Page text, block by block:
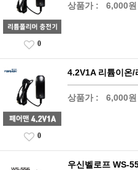
상품가 : 6,000원
0
4.2V1A 리튬이온/
상품가 : 6,000원
0
우신벨로프 WS-